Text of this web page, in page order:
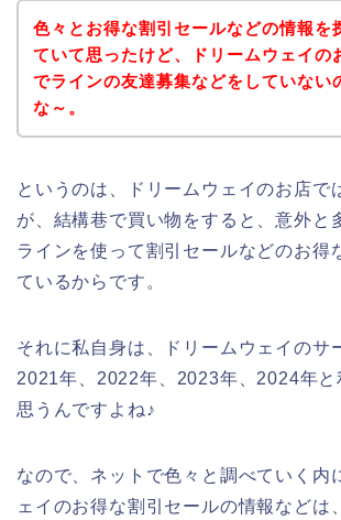
色々とお得な割引セールなどの情報を
ていて思ったけど、ドリームウェイの
でラインの友達募集などをしていない
な～。
というのは、ドリームウェイのお店で
が、結構巷で買い物をすると、意外と
ラインを使って割引セールなどのお得
ているからです。
それに私自身は、ドリームウェイのサ
2021年、2022年、2023年、2024年と
思うんですよね♪
なので、ネットで色々と調べていく内
ェイのお得な割引セールの情報などは